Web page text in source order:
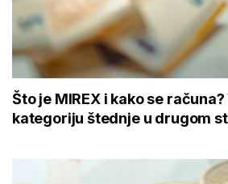
Što je MIREX i kako se
kategoriju štednje u drugom